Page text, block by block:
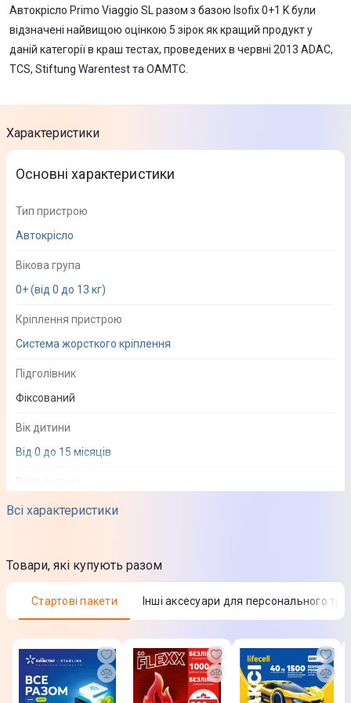
Автокрісло Primo Viaggio SL разом з базою Isofix 0+1 K були
відзначені найвищою оцінкою 5 зірок як кращий продукт у
даній категорії в краш тестах, проведених в червні 2013 ADAC,
TCS, Stiftung Warentest та OAMTC.
Характеристики
Всі характеристики
Основні характеристики
Тип пристрою
Автокрісло
Вікова група
0+ (від 0 до 13 кг)
Кріплення пристрою
Система жорсткого кріплення
Підголівник
Фіксований
Вік дитини
Від 0 до 15 місяців
До 13 кг
Хлопчикам
Дівчаткам
Технічні характеристики
Кількість точок кріплення ременя
Товари, які купують разом
Стартові пакети Інші аксесуари для персонального